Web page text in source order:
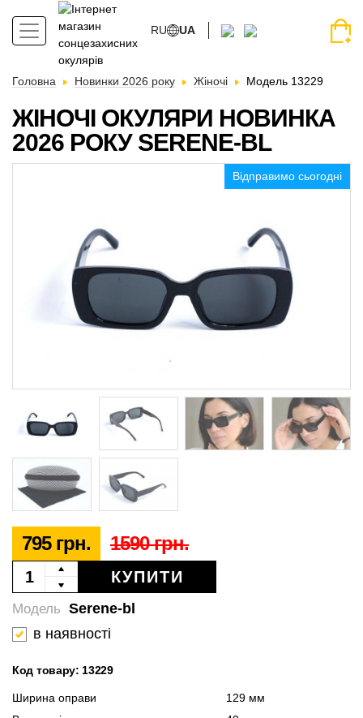
RU UA
Головна Новинки 2026 року Жіночі Модель 13229
ЖІНОЧІ ОКУЛЯРИ НОВИНКА
2026 РОКУ SERENE-BL
Відправимо сьогодні
795 грн. 1590 грн.
КУПИТИ
Serene-bl
Модель
в наявності
Код товару: 13229
Ширина оправи
129 мм